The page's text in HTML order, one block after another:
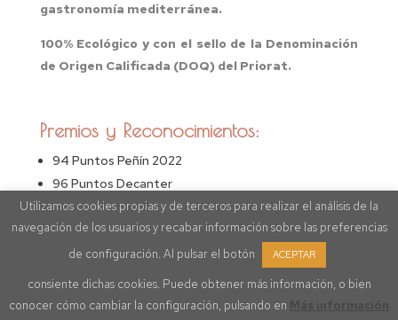
gastronomía mediterránea.
100% Ecológico y con el sello de la Denominación
de Origen Calificada (DOQ) del Priorat.
Premios y Reconocimientos:
94 Puntos Peñín 2022
96 Puntos Decanter
95 Puntos Wine Enthusiast
VISITA NUESTRO
Utilizamos cookies propias y de terceros para realizar el análisis de la
navegación de los usuarios y recabar información sobre las preferencias
de configuración. Al pulsar el botón
ACEPTAR
consiente dichas cookies. Puede obtener más información, o bien
conocer cómo cambiar la configuración, pulsando en
Más información